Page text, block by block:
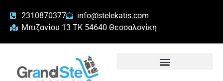
2310870377
info@stelekatis.com
Μπιζανίου 13 ΤΚ 54640 Θεσσαλονίκη